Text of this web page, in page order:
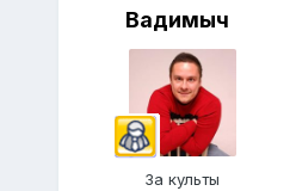
Вадимыч
За культы